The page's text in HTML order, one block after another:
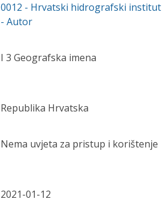
0012 - Hrvatski hidrografski institut
- Autor
I 3 Geografska imena
Republika Hrvatska
Nema uvjeta za pristup i korištenje
2021-01-12